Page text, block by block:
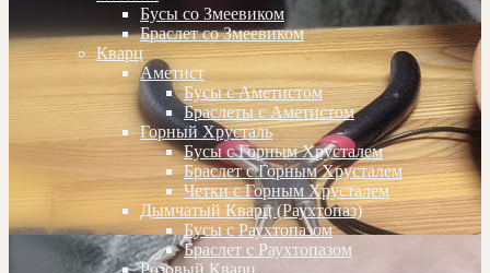
Бусы со Змеевиком
Браслет со Змеевиком
Кварц
Аметист
Бусы с Аметистом
Браслеты с Аметистом
Горный Хрусталь
Бусы с Горным Хрусталем
Браслет с Горным Хрусталем
Четки с Горным Хрусталем
Дымчатый Кварц (Раухтопаз)
Бусы с Раухтопазом
Браслет с Раухтопазом
Розовый Кварц